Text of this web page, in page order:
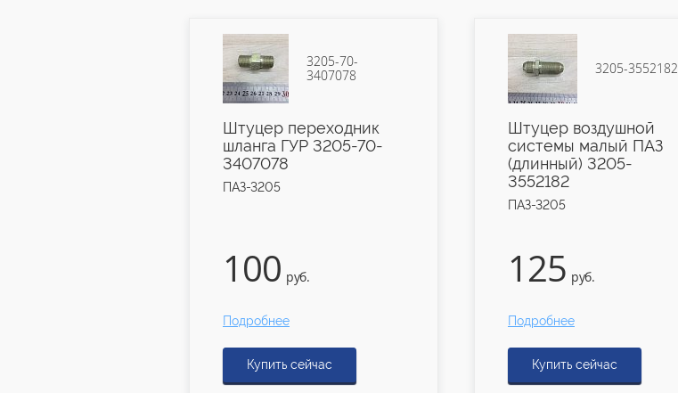
3205-70-
3407078
Штуцер переходник
шланга ГУР 3205-70-
3407078
ПАЗ-3205
100 руб.
Подробнее
Купить сейчас
3205-3552182
Штуцер воздушной
системы малый ПАЗ
(длинный) 3205-
3552182
ПАЗ-3205
125 руб.
Подробнее
Купить сейчас